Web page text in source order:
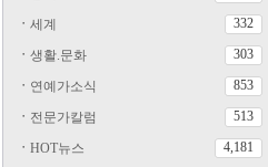
ㆍ 세계 332
ㆍ 생활.문화 303
ㆍ 연예가소식 853
ㆍ 전문가칼럼 513
ㆍ HOT뉴스 4,181